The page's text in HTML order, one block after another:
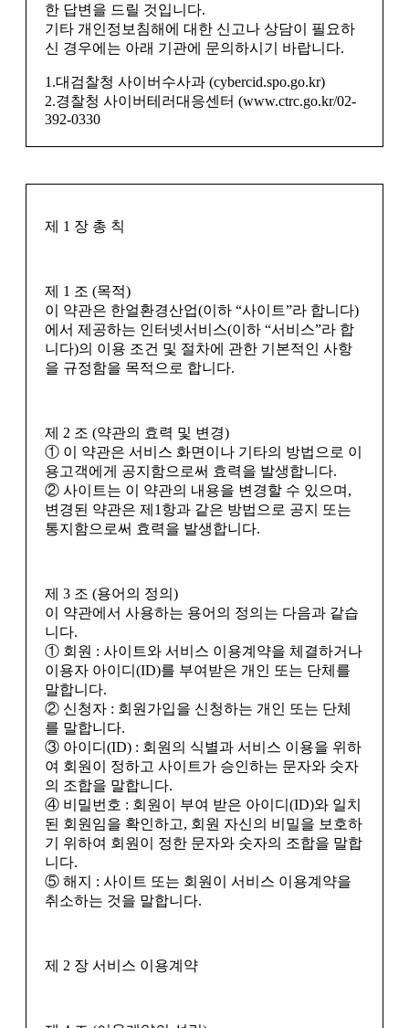
한 답변을 드릴 것입니다.
기타 개인정보침해에 대한 신고나 상담이 필요하
신 경우에는 아래 기관에 문의하시기 바랍니다.
1.대검찰청 사이버수사과 (cybercid.spo.go.kr)
2.경찰청 사이버테러대응센터 (www.ctrc.go.kr/02-
392-0330
제 1 장 총 칙
제 1 조 (목적)
이 약관은 한얼환경산업(이하 “사이트”라 합니다)
에서 제공하는 인터넷서비스(이하 “서비스”라 합
니다)의 이용 조건 및 절차에 관한 기본적인 사항
을 규정함을 목적으로 합니다.
제 2 조 (약관의 효력 및 변경)
① 이 약관은 서비스 화면이나 기타의 방법으로 이
용고객에게 공지함으로써 효력을 발생합니다.
② 사이트는 이 약관의 내용을 변경할 수 있으며,
변경된 약관은 제1항과 같은 방법으로 공지 또는
통지함으로써 효력을 발생합니다.
제 3 조 (용어의 정의)
이 약관에서 사용하는 용어의 정의는 다음과 같습
니다.
① 회원 : 사이트와 서비스 이용계약을 체결하거나
이용자 아이디(ID)를 부여받은 개인 또는 단체를
말합니다.
② 신청자 : 회원가입을 신청하는 개인 또는 단체
를 말합니다.
③ 아이디(ID) : 회원의 식별과 서비스 이용을 위하
여 회원이 정하고 사이트가 승인하는 문자와 숫자
의 조합을 말합니다.
④ 비밀번호 : 회원이 부여 받은 아이디(ID)와 일치
된 회원임을 확인하고, 회원 자신의 비밀을 보호하
기 위하여 회원이 정한 문자와 숫자의 조합을 말합
니다.
⑤ 해지 : 사이트 또는 회원이 서비스 이용계약을
취소하는 것을 말합니다.
제 2 장 서비스 이용계약